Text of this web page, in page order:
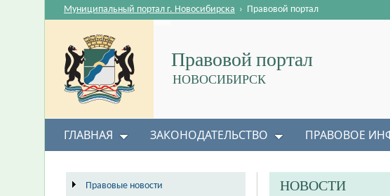
Правовой портал
НОВОСИБИРСК
Муниципальный портал г. Новосибирска › Правовой портал
ГЛАВНАЯ ЗАКОНОДАТЕЛЬСТВО ПРАВОВОЕ
НОВОСТИ
Правовые новости